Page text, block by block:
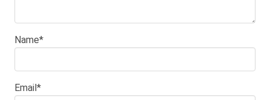
Name*
Email*